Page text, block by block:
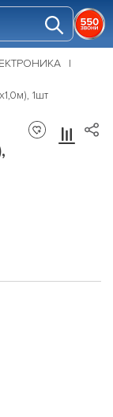
1шт